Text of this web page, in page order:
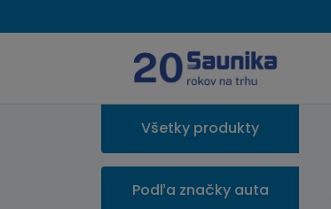
Všetky produkty
Podľa značky auta